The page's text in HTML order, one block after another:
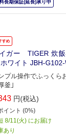
長期保証(延長)承り中
すめ
ガー TIGER 炊
ホワイト JBH-
プル操作でふっくら
釜｣
円(税込)
イント (0%)
8/11(火) にお届け
あり